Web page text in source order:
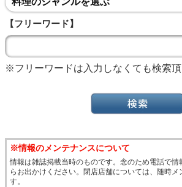
【フリーワード】
※フリーワードは入力しなくても検索頂
※情報のメンテナンスについて
情報は雑誌掲載当時のものです。念のため電話で
らお出かけください。閉店店舗については、随時メ
す。